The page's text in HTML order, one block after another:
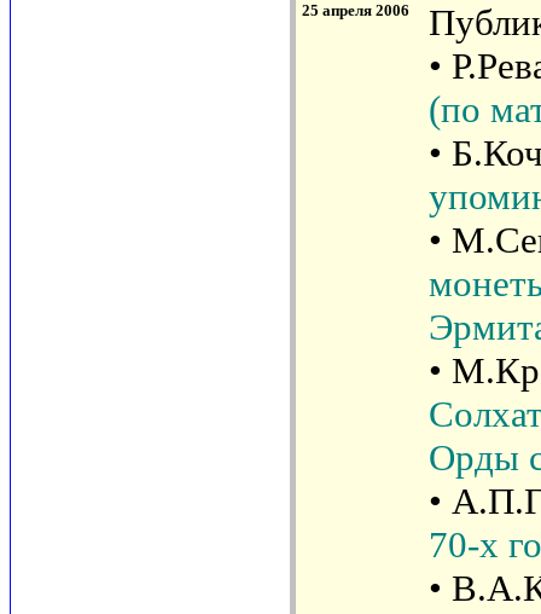
25 апреля 2006
•
(по
•
•
•
Орды
•
70-х
•